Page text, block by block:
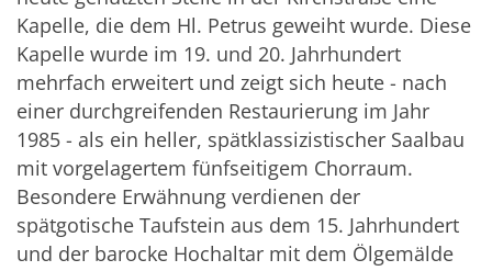
Kapelle, die dem Hl. Petrus geweiht wurde. Diese
Kapelle wurde im 19. und 20. Jahrhundert
mehrfach erweitert und zeigt sich heute - nach
einer durchgreifenden Restaurierung im Jahr
1985 - als ein heller, spätklassizistischer Saalbau
mit vorgelagertem fünfseitigem Chorraum.
Besondere Erwähnung verdienen der
spätgotische Taufstein aus dem 15. Jahrhundert
und der barocke Hochaltar mit dem Ölgemälde